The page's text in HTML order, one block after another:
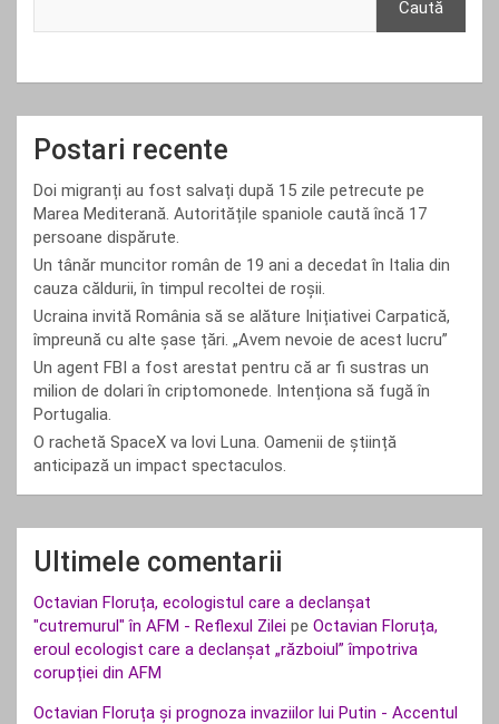
Caută
Postari recente
Doi migranți au fost salvați după 15 zile petrecute pe
Marea Mediterană. Autoritățile spaniole caută încă 17
persoane dispărute.
Un tânăr muncitor român de 19 ani a decedat în Italia din
cauza căldurii, în timpul recoltei de roșii.
Ucraina invită România să se alăture Inițiativei Carpatică,
împreună cu alte șase țări. „Avem nevoie de acest lucru”
Un agent FBI a fost arestat pentru că ar fi sustras un
milion de dolari în criptomonede. Intenționa să fugă în
Portugalia.
O rachetă SpaceX va lovi Luna. Oamenii de știință
anticipază un impact spectaculos.
Ultimele comentarii
Octavian Floruța, ecologistul care a declanșat
"cutremurul" în AFM - Reflexul Zilei pe Octavian Floruța,
eroul ecologist care a declanșat „războiul” împotriva
corupției din AFM
Octavian Floruța și prognoza invaziilor lui Putin - Accentul